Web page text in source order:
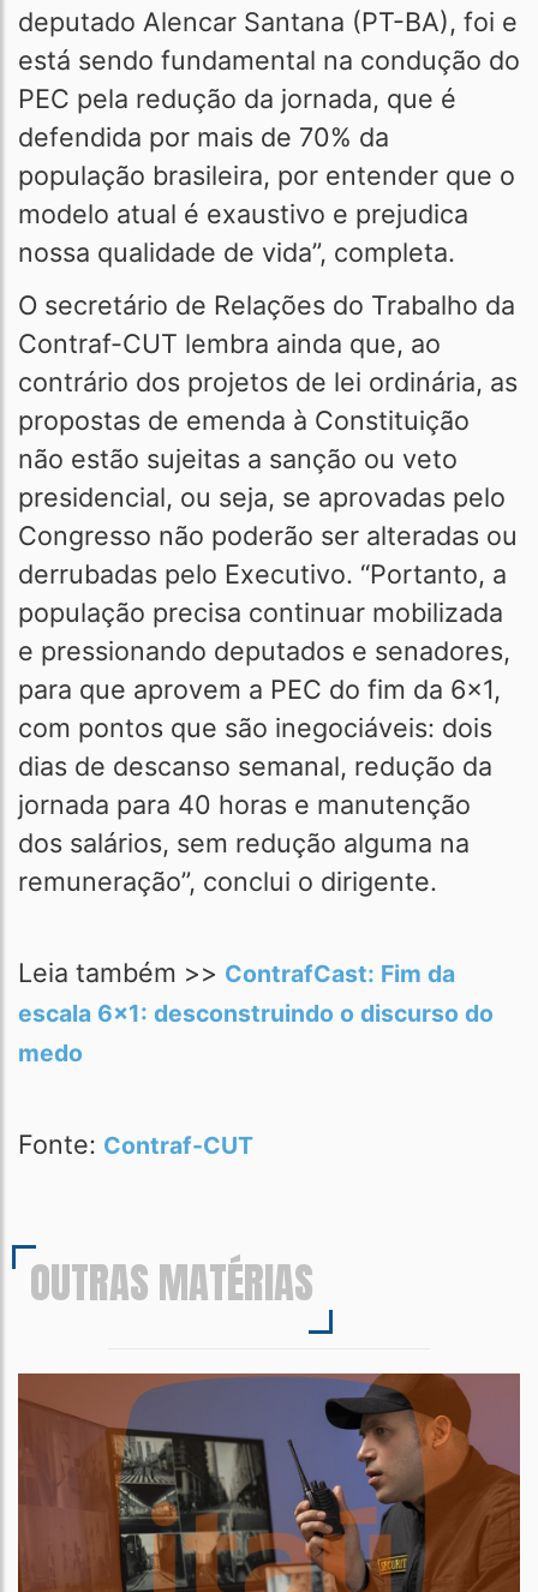
deputado Alencar Santana (PT-BA), foi e
está sendo fundamental na condução do
PEC pela redução da jornada, que é
defendida por mais de 70% da
população brasileira, por entender que o
modelo atual é exaustivo e prejudica
nossa qualidade de vida”, completa.
O secretário de Relações do Trabalho da
Contraf-CUT lembra ainda que, ao
contrário dos projetos de lei ordinária, as
propostas de emenda à Constituição
não estão sujeitas a sanção ou veto
presidencial, ou seja, se aprovadas pelo
Congresso não poderão ser alteradas ou
derrubadas pelo Executivo. “Portanto, a
população precisa continuar mobilizada
e pressionando deputados e senadores,
para que aprovem a PEC do fim da 6x1,
com pontos que são inegociáveis: dois
dias de descanso semanal, redução da
jornada para 40 horas e manutenção
dos salários, sem redução alguma na
remuneração”, conclui o dirigente.
Leia também >> ContrafCast: Fim da
escala 6x1: desconstruindo o discurso do
medo
Fonte: Contraf-CUT
OUTRAS MATÉRIAS